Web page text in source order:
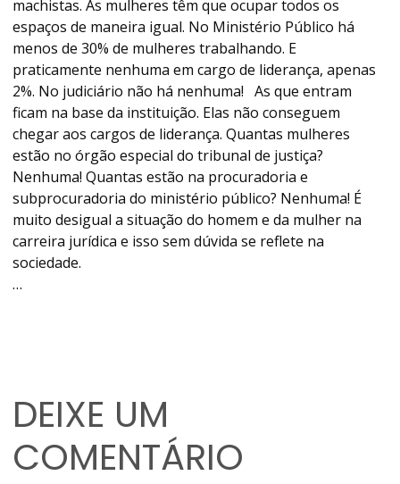
machistas. As mulheres têm que ocupar todos os
espaços de maneira igual. No Ministério Público há
menos de 30% de mulheres trabalhando. E
praticamente nenhuma em cargo de liderança, apenas
2%. No judiciário não há nenhuma! As que entram
ficam na base da instituição. Elas não conseguem
chegar aos cargos de liderança. Quantas mulheres
estão no órgão especial do tribunal de justiça?
Nenhuma! Quantas estão na procuradoria e
subprocuradoria do ministério público? Nenhuma! É
muito desigual a situação do homem e da mulher na
carreira jurídica e isso sem dúvida se reflete na
sociedade.
…
DEIXE UM
COMENTÁRIO